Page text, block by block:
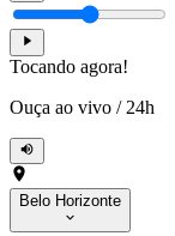
Tocando agora!
Ouça ao vivo / 24h
Belo Horizonte